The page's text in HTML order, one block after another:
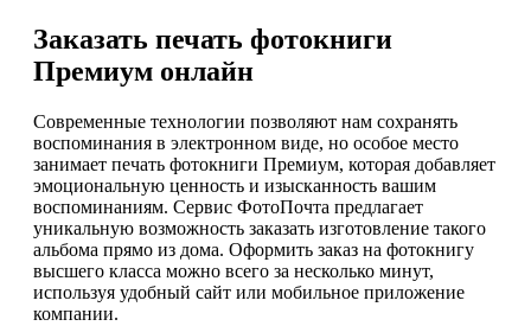
Заказать печать фотокниги
Премиум онлайн
Современные технологии позволяют нам сохранять
воспоминания в электронном виде, но особое место
занимает печать фотокниги Премиум, которая добавляет
эмоциональную ценность и изысканность вашим
воспоминаниям. Сервис ФотоПочта предлагает
уникальную возможность заказать изготовление такого
альбома прямо из дома. Оформить заказ на фотокнигу
высшего класса можно всего за несколько минут,
используя удобный сайт или мобильное приложение
компании.